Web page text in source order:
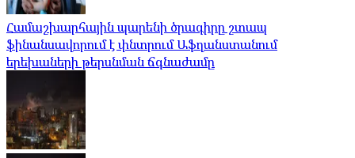
Համաշխարհային պարենի ծրագիրը շտապ
ֆինանսավորում է փնտրում Աֆղանստանում
երեխաների թերսնման ճգնաժամը